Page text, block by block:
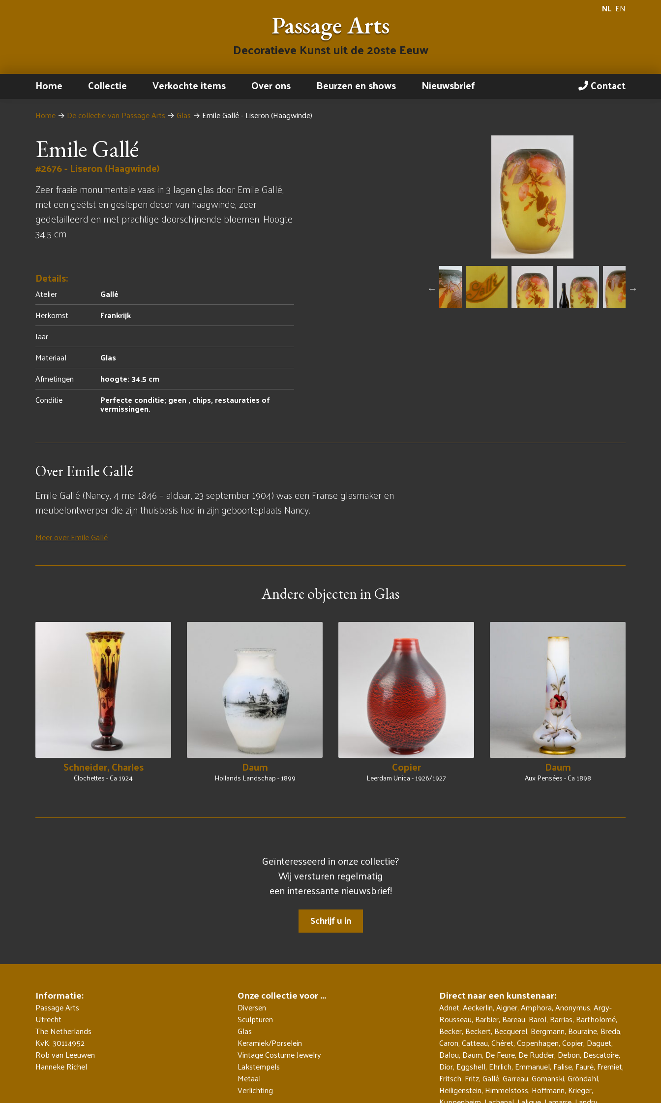
NL EN
Passage Arts
Decoratieve Kunst uit de 20ste Eeuw
Home Collectie Verkochte items Over ons Beurzen en shows Nieuwsbrief Contact
Home → De collectie van Passage Arts → Glas → Emile Gallé - Liseron (Haagwinde)
Emile Gallé
#2676 - Liseron (Haagwinde)
Zeer fraaie monumentale vaas in 3 lagen glas door Emile Gallé,
met een geëtst en geslepen decor van haagwinde, zeer
gedetailleerd en met prachtige doorschijnende bloemen. Hoogte
34,5 cm
Details:
Atelier
Gallé
Herkomst
Frankrijk
Jaar
Materiaal
Glas
Afmetingen
hoogte: 34.5 cm
Conditie
Perfecte conditie; geen , chips, restauraties of
vermissingen.
Over Emile Gallé
Emile Gallé (Nancy, 4 mei 1846 – aldaar, 23 september 1904) was een Franse glasmaker en
meubelontwerper die zijn thuisbasis had in zijn geboorteplaats Nancy.
Meer over Emile Gallé
Andere objecten in Glas
Schneider, Charles
Clochettes - Ca 1924
Daum
Hollands Landschap - 1899
Copier
Leerdam Unica - 1926/1927
Daum
Aux Pensées - Ca 1898
Geïnteresseerd in onze collectie?
Wij versturen regelmatig
een interessante nieuwsbrief!
Schrijf u in
Informatie:
Passage Arts
Utrecht
The Netherlands
KvK: 30114952
Rob van Leeuwen
Hanneke Richel
Onze collectie voor ...
Diversen
Sculpturen
Glas
Keramiek/Porselein
Vintage Costume Jewelry
Lakstempels
Metaal
Verlichting
Direct naar een kunstenaar:
Adnet,Aeckerlin,Aigner,Amphora,Anonymus,Argy-
Rousseau, Barbier, Bareau, Barol, Barrias, Bartholomé,
Becker, Beckert, Becquerel, Bergmann, Bouraine, Breda,
Caron,Catteau,Chéret,Copenhagen,Copier, Daguet,
Dalou, Daum, De Feure, De Rudder, Debon, Descatoire,
Dior, Eggshell, Ehrlich, Emmanuel, Falise, Fauré, Fremiet,
Fritsch, Fritz,Gallé,Garreau,Gomanski,Gröndahl,
Heiligenstein, Himmelstoss, Hoffmann, Krieger,